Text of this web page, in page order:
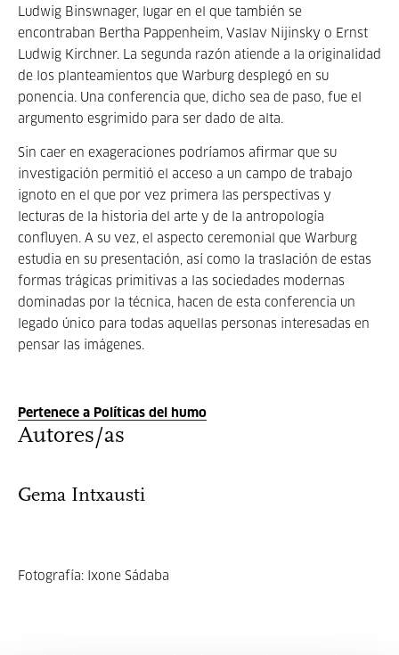
Ludwig Binswnager, lugar en el que también se
encontraban Bertha Pappenheim, Vaslav Nijinsky o Ernst
Ludwig Kirchner. La segunda razón atiende a la originalidad
de los planteamientos que Warburg desplegó en su
ponencia. Una conferencia que, dicho sea de paso, fue el
argumento esgrimido para ser dado de alta.
Sin caer en exageraciones podríamos afirmar que su
investigación permitió el acceso a un campo de trabajo
ignoto en el que por vez primera las perspectivas y
lecturas de la historia del arte y de la antropología
confluyen. A su vez, el aspecto ceremonial que Warburg
estudia en su presentación, así como la traslación de estas
formas trágicas primitivas a las sociedades modernas
dominadas por la técnica, hacen de esta conferencia un
legado único para todas aquellas personas interesadas en
pensar las imágenes.
Pertenece a Políticas del humo
Autores/as
Gema Intxausti
Fotografía: Ixone Sádaba